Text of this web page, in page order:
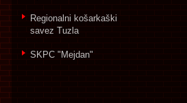
Regionalni košarkaški
savez Tuzla
SKPC "Mejdan"